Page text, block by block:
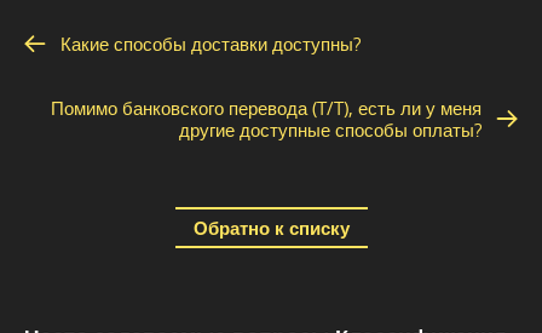
Какие способы доставки доступны?
Помимо банковского перевода (T/T), есть ли у меня
другие доступные способы оплаты?
Обратно к списку